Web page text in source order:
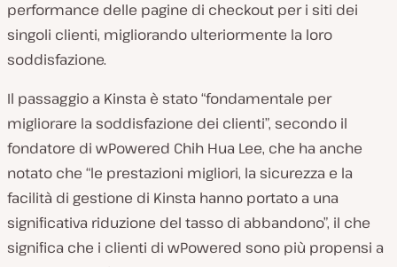
performance delle pagine di checkout per i siti dei
singoli clienti, migliorando ulteriormente la loro
soddisfazione.
Il passaggio a Kinsta è stato “fondamentale per
migliorare la soddisfazione dei clienti”, secondo il
fondatore di wPowered Chih Hua Lee, che ha anche
notato che “le prestazioni migliori, la sicurezza e la
facilità di gestione di Kinsta hanno portato a una
significativa riduzione del tasso di abbandono”, il che
significa che i clienti di wPowered sono più propensi a